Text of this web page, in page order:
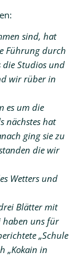
sind, hat
Führung durch
die Studios und
wir rüber in
es um die
nächstes hat
ging sie zu
die wir
Wetters und
Blätter mit
haben uns für
„Schule
„Kokain in